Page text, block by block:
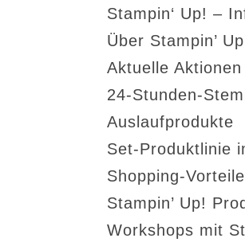
Stampin‘ Up! –
Über Stampin’
Aktuelle Aktionen
24-Stunden-
Auslaufprodukte
Set-Produktlinie
Shopping-Vorteile
Stampin’ Up!
Workshops mit